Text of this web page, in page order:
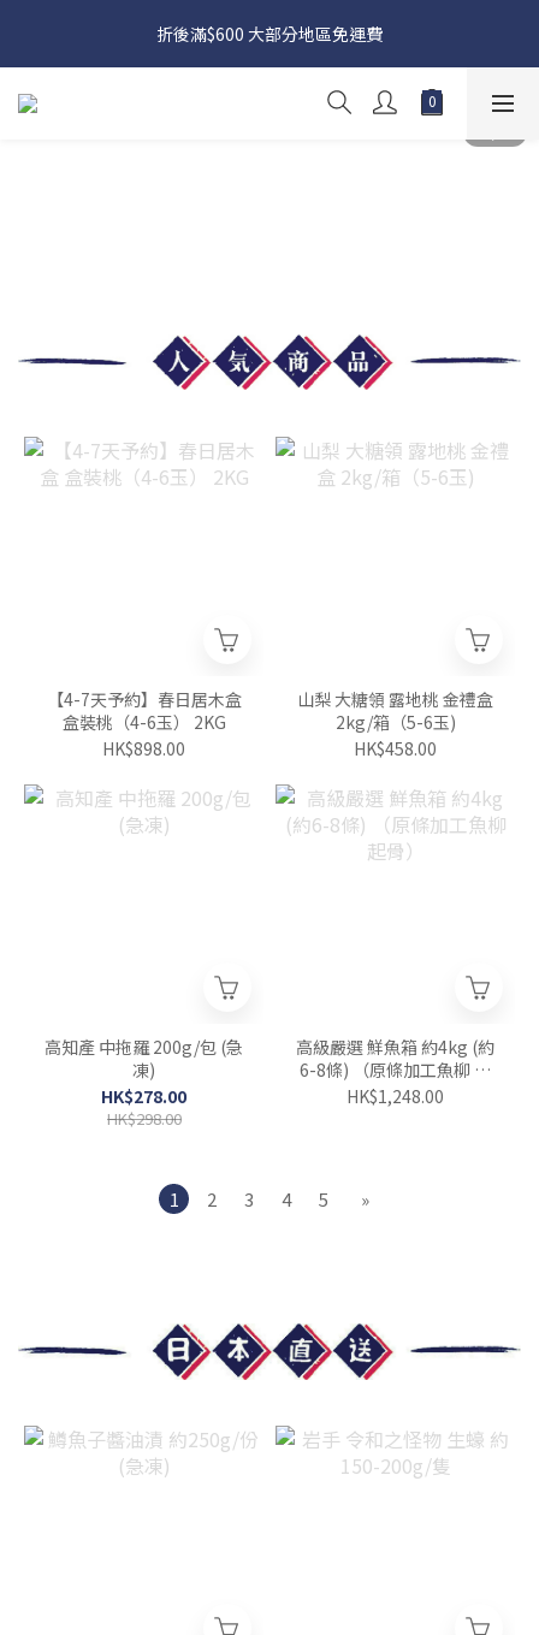
日本接近假期，貨源較不穩定；如想在 8 月 11 日至 8 月 15 日收
貨，請務必於 8 月 10 日前落單
折後滿$600 大部分地區免運費
日本接近假期，貨源較不穩定；如想在 8 月 11 日至 8 月 15 日收
貨，請務必於 8 月 10 日前落單
【4-7天予約】春日居木盒
盒裝桃（4-6玉） 2KG
HK$898.00
山梨 大糖領 露地桃 金禮盒
2kg/箱（5-6玉)
HK$458.00
高知產 中拖羅 200g/包 (急
凍)
HK$278.00
HK$298.00
高級嚴選 鮮魚箱 約4kg (約
6-8條) （原條加工魚柳 起
骨）
HK$1,248.00
1 2 3 4 5 »